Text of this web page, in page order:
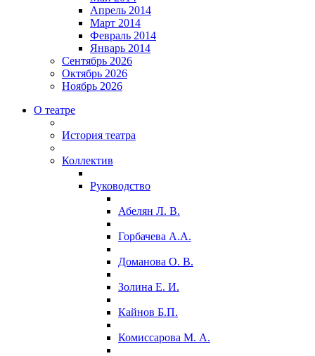
Апрель 2014
Март 2014
Февраль 2014
Январь 2014
Сентябрь 2026
Октябрь 2026
Ноябрь 2026
О театре
История театра
Коллектив
Руководство
Абелян Л. В.
Горбачева А.А.
Доманова О. В.
Золина Е. И.
Кайнов Б.П.
Комиссарова М. А.